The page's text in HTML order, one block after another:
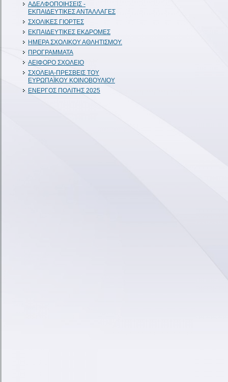
ΑΔΕΛΦΟΠΟΙΗΣΕΙΣ -
ΕΚΠΑΙΔΕΥΤΙΚΕΣ ΑΝΤΑΛΛΑΓΕΣ
ΣΧΟΛΙΚΕΣ ΓΙΟΡΤΕΣ
ΕΚΠΑΙΔΕΥΤΙΚΕΣ ΕΚΔΡΟΜΕΣ
ΗΜΕΡΑ ΣΧΟΛΙΚΟΥ ΑΘΛΗΤΙΣΜΟΥ.
ΠΡΟΓΡΑΜΜΑΤΑ
ΑΕΙΦΟΡΟ ΣΧΟΛΕΙΟ
ΣΧΟΛΕΙΑ-ΠΡΕΣΒΕΙΣ ΤΟΥ
ΕΥΡΩΠΑΪΚΟΥ ΚΟΙΝΟΒΟΥΛΙΟΥ
ΕΝΕΡΓΟΣ ΠΟΛΙΤΗΣ 2025